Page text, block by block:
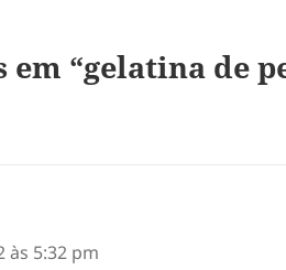
em “gelatina de
às 5:32 pm